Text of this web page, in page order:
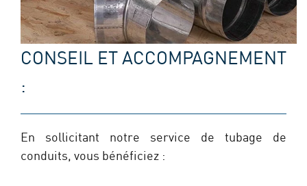
CONSEIL ET ACCOMPAGNEMENT
:
En sollicitant notre service de tubage de
conduits, vous bénéficiez :